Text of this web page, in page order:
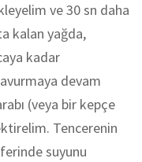
ve 30 sn daha
kalan yağda,
kadar
devam
(veya bir kepçe
Tencerenin
suyunu